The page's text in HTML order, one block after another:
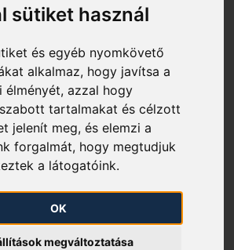
sütiket használ
és egyéb nyomkövető
alkalmaz, hogy javítsa a
élményét, azzal hogy
tartalmakat és célzott
jelenít meg, és elemzi a
forgalmát, hogy megtudjuk
a látogatóink.
OK
megváltoztatása
kiadási
és